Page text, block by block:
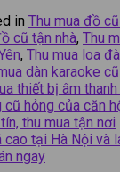
in Thu mua đồ
cũ tận nhà, Thu
, Thu mua loa
dàn karaoke
thiết bị âm thanh
hỏng của căn
thu mua tận nơi
cao tại Hà Nội và
ngay